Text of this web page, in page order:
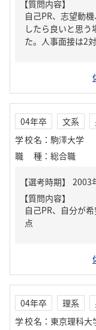
【質問内容】
自己PR、志望動
したら良いと思
た。人事面接は2
04年卒 文系
学校名 ： 駒澤大学
職種 ： 総合職
【質問内容】
自己PR、自分が
点
04年卒 理系
学校名 ： 東京理科大